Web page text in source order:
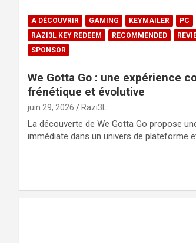
A DÉCOUVRIR GAMING KEYMAILER PC
RAZI3L KEY REDEEM
RECOMMENDED
SPONSOR
We Gotta Go : une expérience
frénétique et évolutive
juin 29, 2026 Razi3L
La découverte de We Gotta Go propose
immédiate dans un univers de plateforme